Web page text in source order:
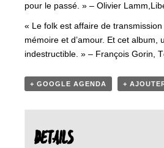
pour le passé. » – Olivier
« Le folk est affaire de transmission
mémoire et d’amour. Et cet album,
indestructible. » – François Gorin,
+ GOOGLE AGENDA +
DETAILS